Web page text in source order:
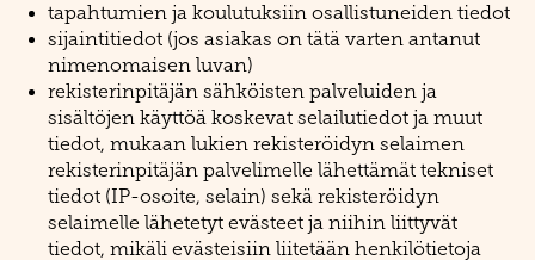
tapahtumien ja koulutuksiin osallistuneiden tiedot
sijaintitiedot (jos asiakas on tätä varten antanut
nimenomaisen luvan)
rekisterinpitäjän sähköisten palveluiden ja
sisältöjen käyttöä koskevat selailutiedot ja muut
tiedot, mukaan lukien rekisteröidyn selaimen
rekisterinpitäjän palvelimelle lähettämät tekniset
tiedot (IP-osoite, selain) sekä rekisteröidyn
selaimelle lähetetyt evästeet ja niihin liittyvät
tiedot, mikäli evästeisiin liitetään henkilötietoja